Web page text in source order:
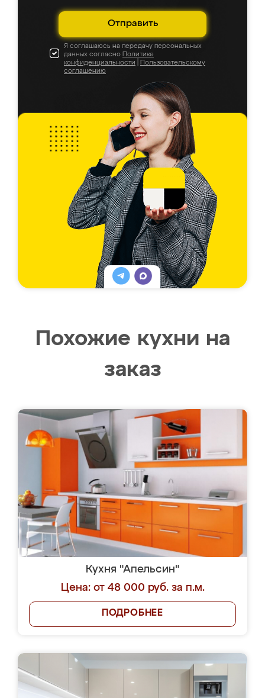
Отправить
Я соглашаюсь на передачу персональных
данных согласно Политике
конфиденциальности
Пользовательскому
соглашению
Похожие кухни на
заказ
Кухня "Апельсин"
Цена: от 48 000 руб. за п.м.
ПОДРОБНЕЕ